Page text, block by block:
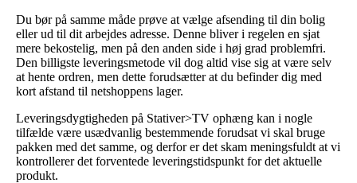
Du bør på samme måde prøve at vælge afsending til din bolig
eller ud til dit arbejdes adresse. Denne bliver i regelen en sjat
mere bekostelig, men på den anden side i høj grad problemfri.
Den billigste leveringsmetode vil dog altid vise sig at være selv
at hente ordren, men dette forudsætter at du befinder dig med
kort afstand til netshoppens lager.
Leveringsdygtigheden på Stativer>TV ophæng kan i nogle
tilfælde være usædvanlig bestemmende forudsat vi skal bruge
pakken med det samme, og derfor er det skam meningsfuldt at vi
kontrollerer det forventede leveringstidspunkt for det aktuelle
produkt.